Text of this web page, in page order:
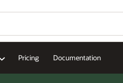
Pricing Documentation